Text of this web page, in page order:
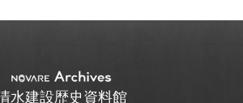
水建設歴史資料館